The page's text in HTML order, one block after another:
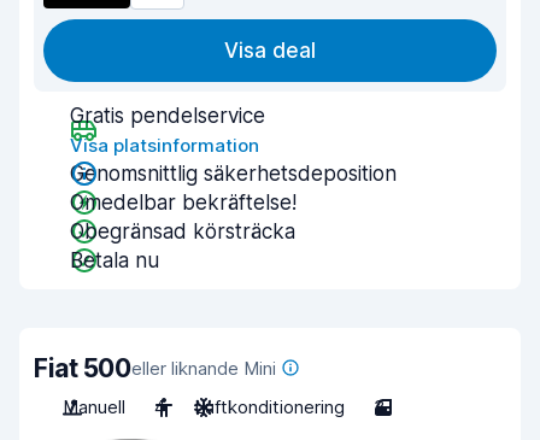
Visa deal
Gratis pendelservice
Visa platsinformation
Genomsnittlig säkerhetsdeposition
Omedelbar bekräftelse!
Obegränsad körsträcka
Betala nu
Fiat 500eller liknande Mini
Manuell
4 Luftkonditionering 3